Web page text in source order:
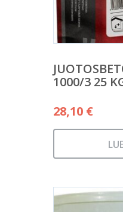
1000/3 25
28,10 €